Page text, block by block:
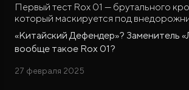
Первый тест Rox 01 — брутального
который маскируется под
«Китайский Дефендер»? Заменитель
вообще такое Rox 01?
27 февраля 2025